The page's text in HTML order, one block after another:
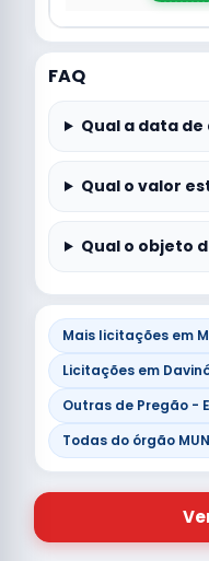
FAQ
Qual a data
Qual o valor
Qual o objeto
Mais licitações em
Licitações em
Outras de Pregão -
Todas do órgão